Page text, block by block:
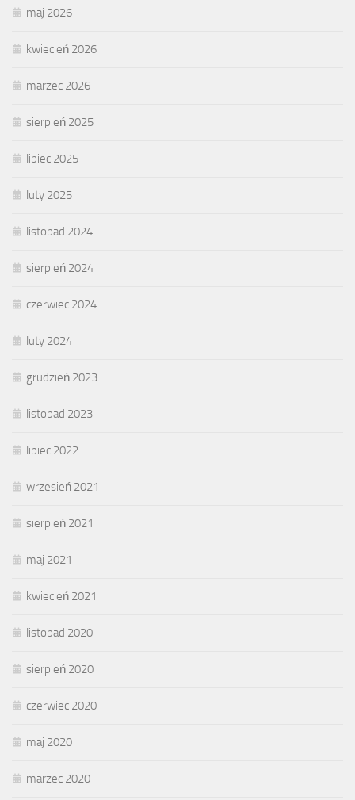
maj 2026
kwiecień 2026
marzec 2026
sierpień 2025
lipiec 2025
luty 2025
listopad 2024
sierpień 2024
czerwiec 2024
luty 2024
grudzień 2023
listopad 2023
lipiec 2022
wrzesień 2021
sierpień 2021
maj 2021
kwiecień 2021
listopad 2020
sierpień 2020
czerwiec 2020
maj 2020
marzec 2020